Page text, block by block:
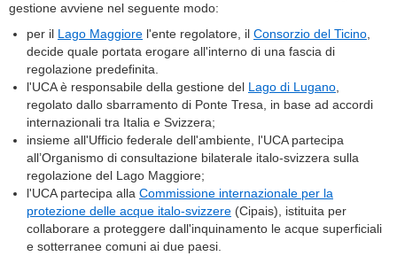
gestione avviene nel seguente modo:
per il Lago Maggiore l'ente regolatore, il Consorzio del Ticino
decide quale portata erogare all'interno di una fascia di
regolazione predefinita.
l'UCA è responsabile della gestione del Lago di Lugano
regolato dallo sbarramento di Ponte Tresa, in base ad accordi
internazionali tra Italia e Svizzera;
insieme all'Ufficio federale dell'ambiente, l'UCA partecipa
all’Organismo di consultazione bilaterale italo-svizzera sulla
regolazione del Lago Maggiore;
l'UCA partecipa alla Commissione internazionale per la
protezione delle acque italo-svizzere (Cipais), istituita per
collaborare a proteggere dall'inquinamento le acque superficiali
e sotterranee comuni ai due paesi.